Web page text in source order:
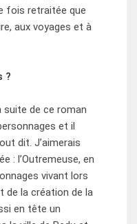
fois retraitée que
aux voyages et à
?
suite de ce roman
et il
dit. J’aimerais
: l’Outremeuse, en
vivant lors
de la création de la
en tête un